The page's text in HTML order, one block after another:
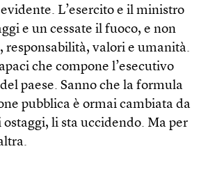
L’esercito e il ministro
e un cessate il fuoco, e non
responsabilità, valori e umanità.
che compone l’esecutivo
paese. Sanno che la formula
pubblica è ormai cambiata da
li sta uccidendo. Ma per